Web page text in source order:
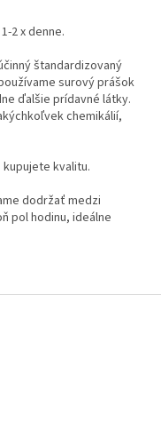
2 x denne.
štandardizovaný
surový prášok
ďalšie prídavné látky.
chemikálií,
kvalitu.
dodržať medzi
pol hodinu, ideálne